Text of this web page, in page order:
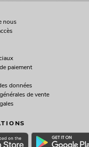
nous
paiement
données
de vente